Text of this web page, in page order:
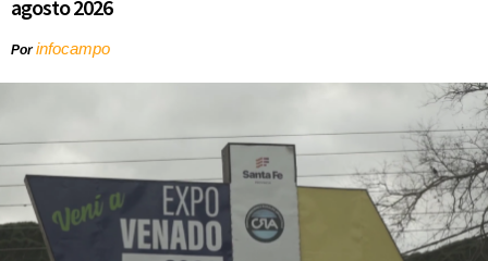
agosto 2026
Porinfocampo